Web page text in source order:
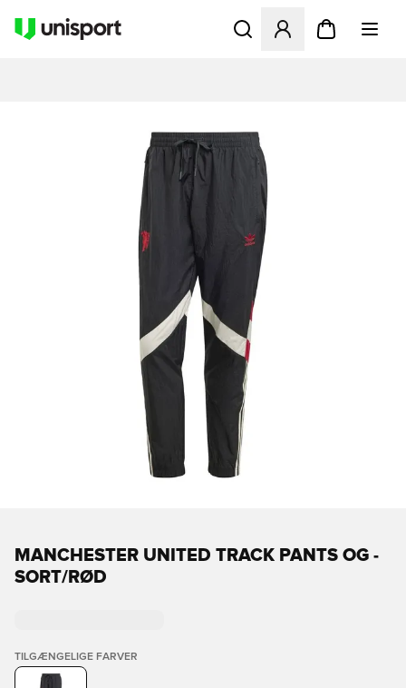
Åbner en Modal til at
MANCHESTER UNITED TRACK PANTS OG -
SORT/RØD
TILGÆNGELIGE FARVER